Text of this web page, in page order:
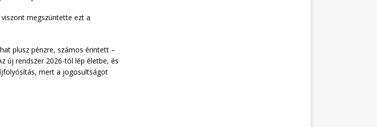
megszüntette ezt a
plusz pénzre, számos érintett –
új rendszer 2026-tól lép életbe, és
mert a jogosultságot